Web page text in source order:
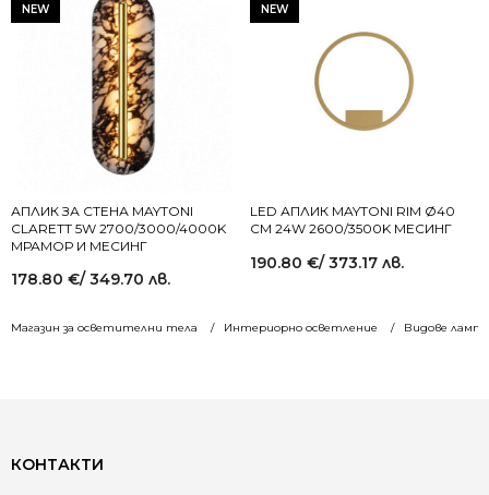
Магазин за осветителни тела Интериорно осветление Видове
NEW
АПЛИК ЗА СТЕНА MAYTONI
CLARETT 5W 2700/3000/4000K
МРАМОР И МЕСИНГ
178.80 €/ 349.70 лв.
NEW
LED АПЛИК MAYTONI RIM Ø40
СМ 24W 2600/3500K МЕСИНГ
190.80 €/ 373.17 лв.
КОНТАКТИ